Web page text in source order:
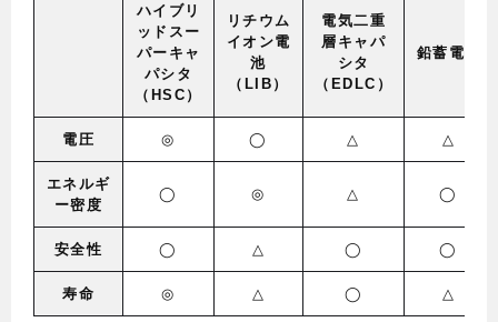
ハイブリ
ッドスー
パーキャ
パシタ
（HSC）
リチウム
イオン電
池
（LIB）
電気二重
層キャパ
シタ
（EDLC）
鉛蓄電池
電圧 ◎ ◯ △ △
エネルギ
ー密度
◯ ◎ △ ◯
安全性 ◯ △ ◯ ◯
寿命 ◎ △ ◯ △